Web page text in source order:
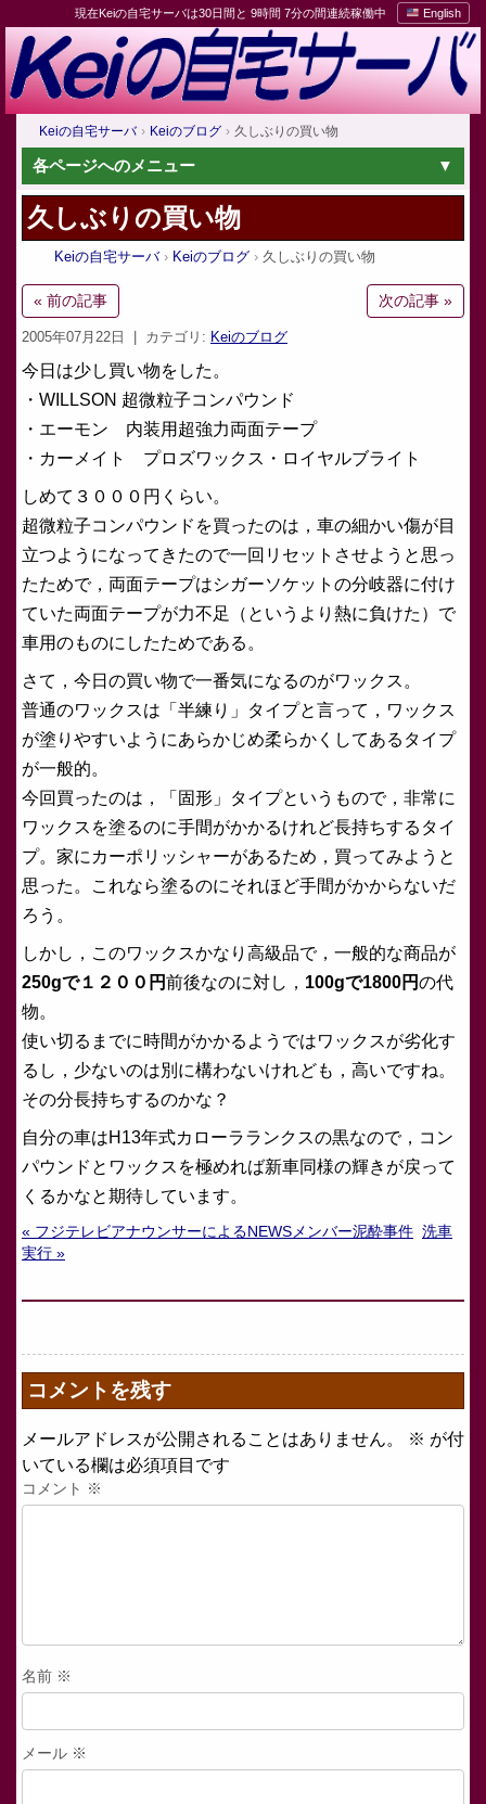
現在Keiの自宅サーバは30日間と 9時間 7分の間連続稼働中 English
Keiの自宅サーバ Keiのブログ 久しぶりの買い物
各ページへのメニュー
久しぶりの買い物
Keiの自宅サーバ Keiのブログ 久しぶりの買い物
« 前の記事 次の記事 »
2005年07月22日 | カテゴリ: Keiのブログ
今日は少し買い物をした。
・WILLSON 超微粒子コンパウンド
・エーモン 内装用超強力両面テープ
・カーメイト プロズワックス・ロイヤルブライト
しめて３０００円くらい。
超微粒子コンパウンドを買ったのは，車の細かい傷が目
立つようになってきたので一回リセットさせようと思っ
たためで，両面テープはシガーソケットの分岐器に付け
ていた両面テープが力不足（というより熱に負けた）で
車用のものにしたためである。
さて，今日の買い物で一番気になるのがワックス。
普通のワックスは「半練り」タイプと言って，ワックス
が塗りやすいようにあらかじめ柔らかくしてあるタイプ
が一般的。
今回買ったのは，「固形」タイプというもので，非常に
ワックスを塗るのに手間がかかるけれど長持ちするタイ
プ。家にカーポリッシャーがあるため，買ってみようと
思った。これなら塗るのにそれほど手間がかからないだ
ろう。
しかし，このワックスかなり高級品で，一般的な商品が
250gで１２００円前後なのに対し， 100gで1800円の代
物。
使い切るまでに時間がかかるようではワックスが劣化す
るし，少ないのは別に構わないけれども，高いですね。
その分長持ちするのかな？
自分の車はH13年式カローラランクスの黒なので，コン
パウンドとワックスを極めれば新車同様の輝きが戻って
くるかなと期待しています。
« フジテレビアナウンサーによるNEWSメンバー泥酔事件 洗車
実行 »
コメントを残す
メールアドレスが公開されることはありません。 ※ が付
いている欄は必須項目です
コメント ※
名前 ※
メール ※